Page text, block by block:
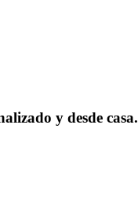
y desde casa.